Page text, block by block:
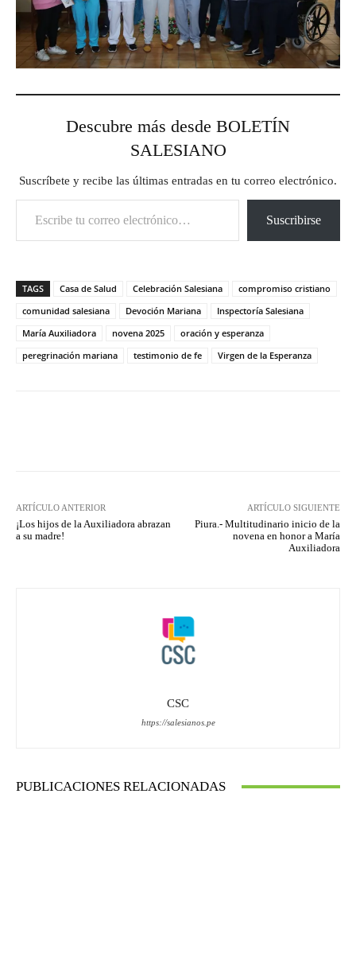
Descubre más desde BOLETÍN
SALESIANO
Suscríbete y recibe las últimas entradas en tu correo electrónico.
Escribe tu correo electrónico…
Suscribirse
TAGS Casa de Salud Celebración Salesiana
compromiso cristiano
comunidad salesiana
Devoción Mariana
Inspectoría Salesiana
María Auxiliadora
novena 2025
oración y esperanza
peregrinación mariana
testimonio de fe Virgen de la Esperanza
ARTÍCULO ANTERIOR
¡Los hijos de la Auxiliadora abrazan
a su madre!
ARTÍCULO SIGUIENTE
Piura.- Multitudinario inicio de la
novena en honor a María
Auxiliadora
CSC
https://salesianos.pe
PUBLICACIONES RELACIONADAS